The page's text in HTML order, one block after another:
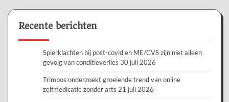
Recente berichten
Spierklachten bij post-covid en ME/CVS zijn niet alleen
gevolg van conditieverlies 30 juli 2026
Trimbos onderzoekt groeiende trend van online
zelfmedicatie zonder arts 21 juli 2026